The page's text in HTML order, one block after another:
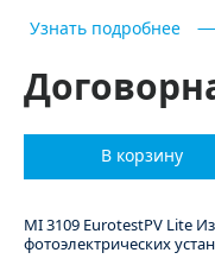
Узнать подробнее
В корзину
MI 3109 EurotestPV Lite
фотоэлектрических